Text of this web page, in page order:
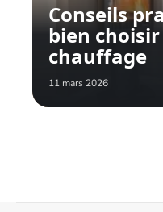
Conseils
bien
chauffage
11 mars 2026